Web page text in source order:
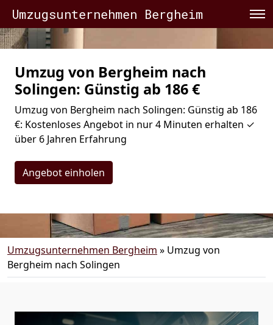
Umzugsunternehmen Bergheim
Umzug von Bergheim nach
Solingen: Günstig ab 186 €
Umzug von Bergheim nach Solingen: Günstig ab 186
€: Kostenloses Angebot in nur 4 Minuten erhalten ✓
über 6 Jahren Erfahrung
Angebot einholen
Umzugsunternehmen Bergheim » Umzug von
Bergheim nach Solingen